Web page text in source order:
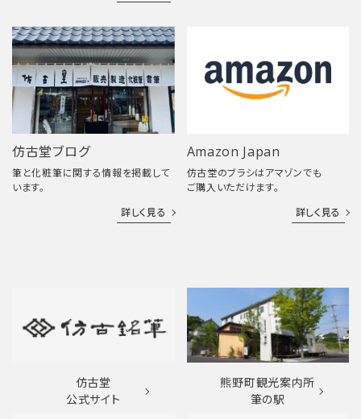
仿古堂ブログ
筆と化粧筆に関する情報を掲載して
います。
詳しく見る
Amazon Japan
仿古堂のブラシはアマゾンでも
ご購入いただけます。
詳しく見る
仿古堂
公式サイト
熊野町観光案内所
筆の駅